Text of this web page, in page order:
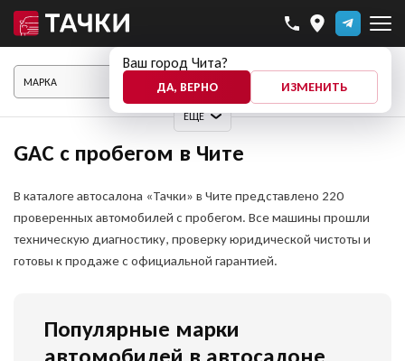
Ваш город Чита?
ДА, ВЕРНО ИЗМЕНИТЬ
ЕЩЕ
ПОКАЗАТЬ АВТО
GAC с пробегом в Чите
В каталоге автосалона «Тачки» в Чите представлено 220
проверенных автомобилей с пробегом. Все машины прошли
техническую диагностику, проверку юридической чистоты и
готовы к продаже с официальной гарантией.
Популярные марки